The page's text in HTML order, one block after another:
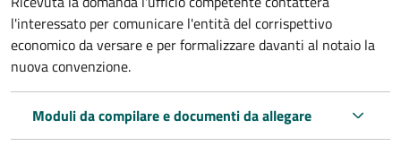
l'interessato per comunicare l'entità del corrispettivo
economico da versare e per formalizzare davanti al notaio la
nuova convenzione.
Moduli da compilare e documenti da allegare